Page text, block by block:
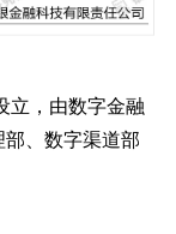
立，由数字金融
、数字渠道部